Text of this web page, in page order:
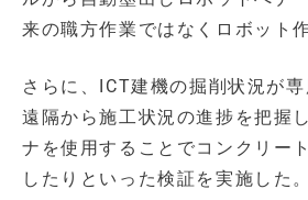
来の職方作業ではなくロボット
さらに、ICT建機の掘削状況が
遠隔から施工状況の進捗を把握
ナを使用することでコンクリー
したりといった検証を実施した。